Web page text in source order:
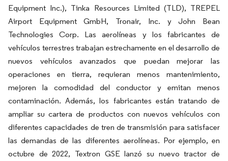
Equipment Inc.), Tinka Resources Limited (TLD), TREPEL
Airport Equipment GmbH, Tronair, Inc. y John Bean
Technologies Corp. Las aerolíneas y los fabricantes de
vehículos terrestres trabajan estrechamente en el desarrollo de
nuevos vehículos avanzados que puedan mejorar las
operaciones en tierra, requieran menos mantenimiento,
mejoren la comodidad del conductor y emitan menos
contaminación. Además, los fabricantes están tratando de
ampliar su cartera de productos con nuevos vehículos con
diferentes capacidades de tren de transmisión para satisfacer
las demandas de las diferentes aerolíneas. Por ejemplo, en
octubre de 2022, Textron GSE lanzó su nuevo tractor de